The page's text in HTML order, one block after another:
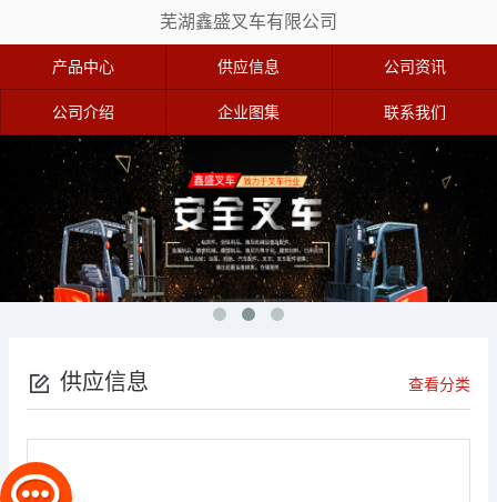
芜湖鑫盛叉车有限公司
产品中心 供应信息 公司资讯
公司介绍 企业图集 联系我们
供应信息 查看分类